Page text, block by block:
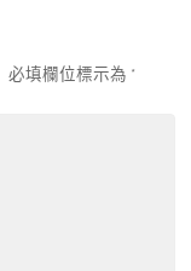
必填欄位標示為 *